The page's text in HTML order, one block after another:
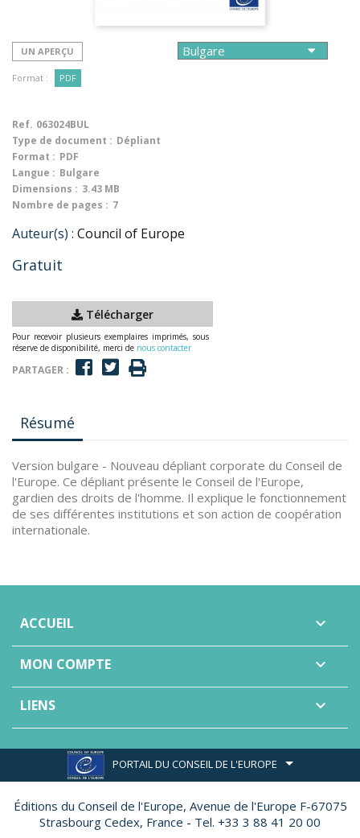
UN APERÇU
Format : PDF
Ref. 063024BUL
Type de document : Dépliant
Format : PDF
Langue : Bulgare
Dimensions : 3.43 MB
Nombre de pages : 7
Auteur(s) : Council of Europe
Gratuit
Télécharger
Pour recevoir plusieurs exemplaires imprimés, sous
réserve de disponibilité, merci de nous contacter
PARTAGER :
Résumé
Version bulgare - Nouveau dépliant corporate du Conseil de
l'Europe. Ce dépliant présente le Conseil de l'Europe,
gardien des droits de l'homme. Il explique le fonctionnement
de ses différentes institutions et son action de coopération
internationale.
ACCUEIL 
MON COMPTE 
LIENS 
PORTAIL DU CONSEIL DE L'EUROPE
Éditions du Conseil de l'Europe, Avenue de l'Europe F-67075
Strasbourg Cedex, France - Tel. +33 3 88 41 20 00